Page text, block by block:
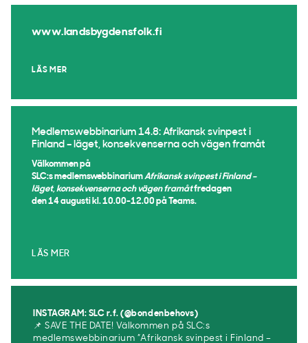
www.landsbygdensfolk.fi
LÄS MER
Medlemswebbinarium 14.8: Afrikansk svinpest i
Finland – läget, konsekvenserna och vägen framåt
Välkommen på
SLC:s medlemswebbinariumAfrikansk svinpest i Finland –
läget, konsekvenserna och vägen framåtfredagen
den 14 augusti kl. 10.00-12.00 på Teams.
LÄS MER
INSTAGRAM: SLC r.f. (@bondenbehovs)
📌 SAVE THE DATE! Välkommen på SLC:s
medlemswebbinarium ”Afrikansk svinpest i Finland –